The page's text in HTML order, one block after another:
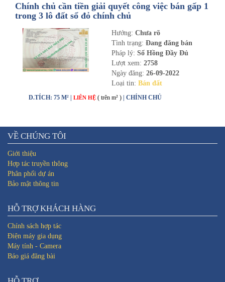
Chính chủ cần tiền giải quyết công việc bán gấp 1
trong 3 lô đất sổ đỏ chính chủ
Hướng: Chưa rõ
Tình trạng: Đang đăng bán
Pháp lý: Sổ Hồng Đầy Đủ
Lượt xem: 2758
Ngày đăng: 26-09-2022
Loại tin: Bán đất
D.TÍCH: 75 M² | LIÊN HỆ ( trên m² ) | CHÍNH CHỦ
VỀ CHÚNG TÔI
Giới thiệu
Hợp tác truyền thông
Phân phối dự án
Bảo mật thông tin
HỖ TRỢ KHÁCH HÀNG
Chính sách hợp tác
Điện máy gia dụng
Máy tính - Camera
Báo giá đăng bài